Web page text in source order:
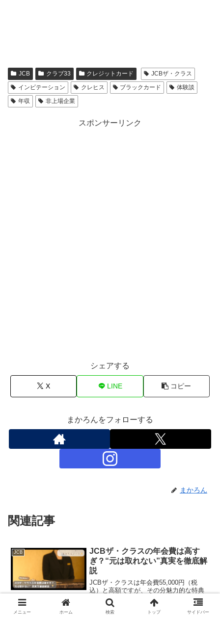
JCB クラブ33 クレジットカード
JCBザ・クラス
インビテーション
クレヒス ブラックカード
体験談
年収
非上場企業
スポンサーリンク
シェアする
X LINE コピー
まかろんをフォローする
まかろん
関連記事
JCB
JCBザ・クラスの年会費は高す
ぎ？“元は取れない”真実を徹底解
説
JCBザ・クラスは年会費55,000円（税
込）と高額ですが、その分魅力的な特典
が多数付帯。しかし「元は取れるの
か？」と問われると答えはNO。本記事で
は、実際の損益分岐点と、特典活用の現
メニュー ホーム 検索 トップ サイドバー